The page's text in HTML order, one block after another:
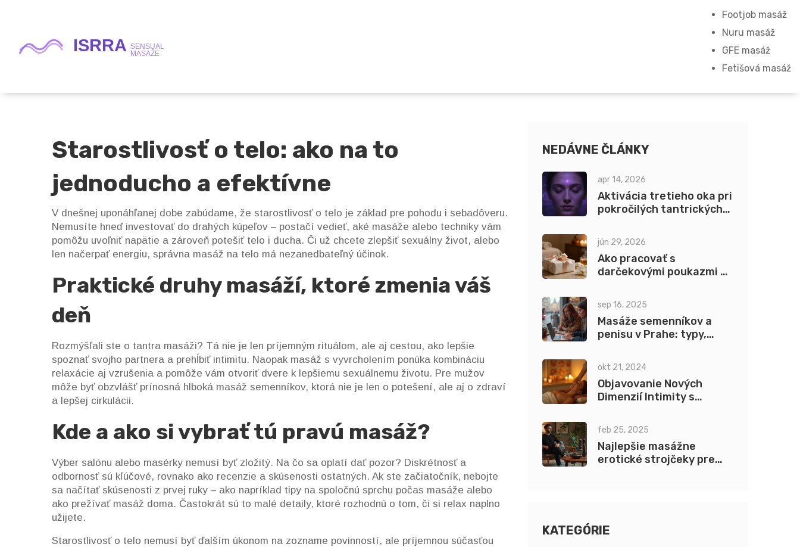
Footjob masáž
Nuru masáž
GFE masáž
Fetišová masáž
Starostlivosť o telo: ako na to
jednoducho a efektívne
V dnešnej uponáhľanej dobe zabúdame, že starostlivosť o telo je základ pre pohodu i sebadôveru.
Nemusíte hneď investovať do drahých kúpeľov – postačí vedieť, aké masáže alebo techniky vám
pomôžu uvoľniť napätie a zároveň potešiť telo i ducha. Či už chcete zlepšiť sexuálny život, alebo
len načerpať energiu, správna masáž na telo má nezanedbateľný účinok.
Praktické druhy masáží, ktoré zmenia váš
deň
Rozmýšľali ste o tantra masáži? Tá nie je len príjemným rituálom, ale aj cestou, ako lepšie
spoznať svojho partnera a prehĺbiť intimitu. Naopak masáž s vyvrcholením ponúka kombináciu
relaxácie aj vzrušenia a pomôže vám otvoriť dvere k lepšiemu sexuálnemu životu. Pre mužov
môže byť obzvlášť prínosná hlboká masáž semenníkov, ktorá nie je len o potešení, ale aj o zdraví
a lepšej cirkulácii.
Kde a ako si vybrať tú pravú masáž?
Výber salónu alebo masérky nemusí byť zložitý. Na čo sa oplatí dať pozor? Diskrétnosť a
odbornosť sú kľúčové, rovnako ako recenzie a skúsenosti ostatných. Ak ste začiatočník, nebojte
sa načítať skúsenosti z prvej ruky – ako napríklad tipy na spoločnú sprchu počas masáže alebo
ako prežívať masáž doma. Častokrát sú to malé detaily, ktoré rozhodnú o tom, či si relax naplno
užijete.
Starostlivosť o telo nemusí byť ďalším úkonom na zozname povinností, ale príjemnou súčasťou
NEDÁVNE ČLÁNKY
apr 14, 2026
Aktivácia tretieho oka pri
pokročilých tantrických
intuícii
jún 29, 2026
Ako pracovať s
darčekovými poukazmi na
stresu: Kompletný
sprievodca
sep 16, 2025
Masáže semenníkov a
penisu v Prahe: typy,
okt 21, 2024
Objavovanie Nových
Dimenzií Intimity s
Ženy
feb 25, 2025
Najlepšie masážne
erotické strojčeky pre
KATEGÓRIE